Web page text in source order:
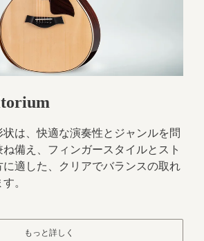
は、快適な演奏性とジャンルを問
備え、フィンガースタイルとスト
に適した、クリアでバランスの取れ
。
もっと詳しく